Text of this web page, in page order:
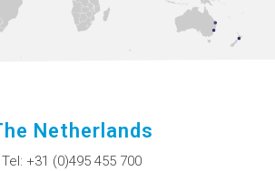
Netherlands
Tel: +31 (0)495 455 700